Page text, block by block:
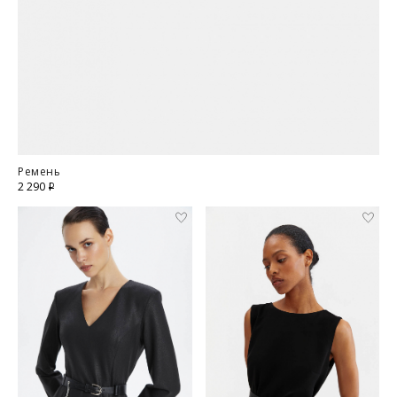
Ремень
2 290 i
Обхват груди— измеряют строго в горизонтальной
магазина партнера. Такой товар доступен только по
предоплате 100% на адресную доставку или в ПВЗ.
Срок доставки товаров в регионы может быть увеличен.
Компания "М Ризон" не несет ответственности за
нарушение сроков доставки курьерскими службами.
ОПЛАТА
Москва
Оплата производится в момент получения заказа
наличными или банковской картой.
Предварительно на сайте через платежную систему
Intellect Money.